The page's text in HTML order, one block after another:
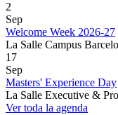
2
Sep
Welcome Week 2026-27
La Salle Campus
17
Sep
Masters' Experience Day
La Salle Executive &
Ver toda la agenda